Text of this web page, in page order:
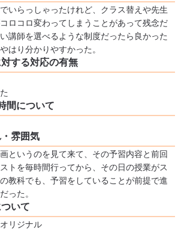
いらっしゃったけれど、クラス替えや先生
ロコロ変わってしまうことがあって残念だ
講師を選べるような制度だったら良かった
はり分かりやすかった。
する対応の有無
間について
雰囲気
というのを見て来て、その予習内容と前回
トを毎時間行ってから、その日の授業がス
教科でも、予習をしていることが前提で進
った。
いて
リジナル